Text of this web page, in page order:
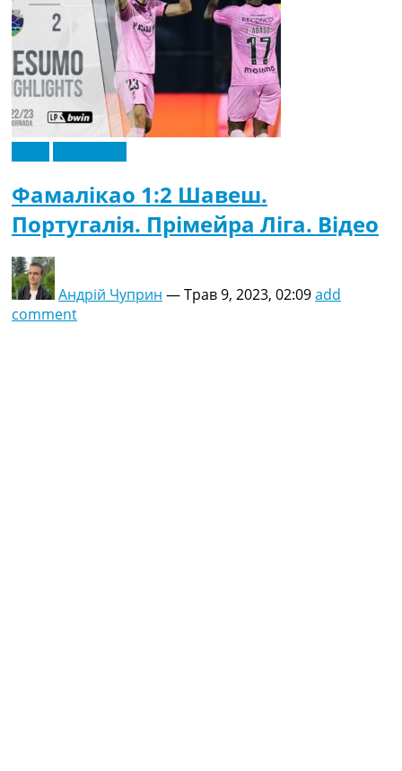
Фамалікао 1:2 Шавеш.
Португалія. Прімейра Ліга. Відео
Андрій Чуприн —Трав 9, 2023, 02:09add
comment